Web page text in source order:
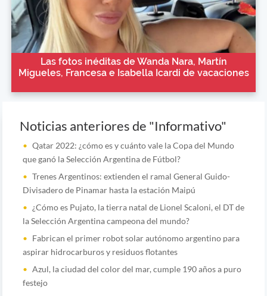
Las fotos inéditas de Wanda Nara, Martín
Migueles, Francesa e Isabella Icardi de vacaciones
Noticias anteriores de "Informativo"
Qatar 2022: ¿cómo es y cuánto vale la Copa del Mundo
que ganó la Selección Argentina de Fútbol?
Trenes Argentinos: extienden el ramal General Guido-
Divisadero de Pinamar hasta la estación Maipú
¿Cómo es Pujato, la tierra natal de Lionel Scaloni, el DT de
la Selección Argentina campeona del mundo?
Fabrican el primer robot solar autónomo argentino para
aspirar hidrocarburos y residuos flotantes
Azul, la ciudad del color del mar, cumple 190 años a puro
festejo